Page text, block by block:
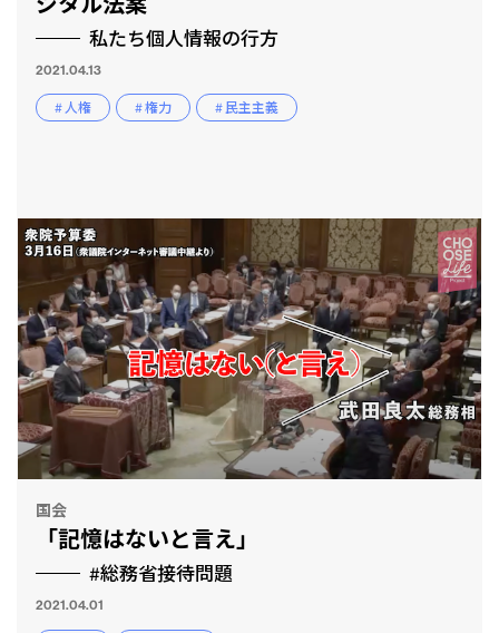
私たち個人情報の行方
2021.04.13
# 人権 # 権力 # 民主主義
国会
「記憶はないと言え」
#総務省接待問題
2021.04.01